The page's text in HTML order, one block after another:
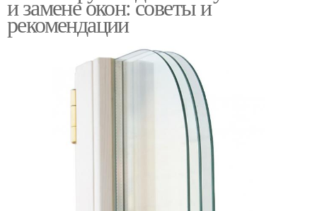
и замене окон: советы и
рекомендации